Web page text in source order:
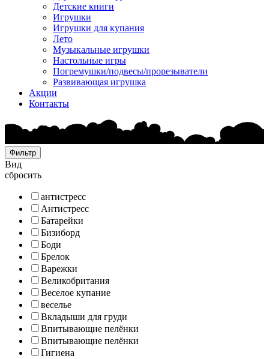
Детские книги
Игрушки
Игрушки для купания
Лето
Музыкальные игрушки
Настольные игры
Погремушки/подвесы/прорезыватели
Развивающая игрушка
Акции
Контакты
Фильтр
Вид
сбросить
антистресс
Антистресс
Батарейки
Бизиборд
Боди
Брелок
Варежки
Великобритания
Веселое купание
веселье
Вкладыши для груди
Впитывающие пелёнки
Впитывающие пелёнки
Гигиена